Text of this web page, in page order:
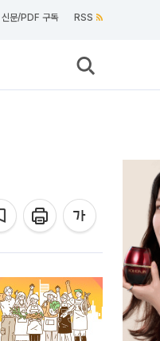
신문/PDF 구독 RSS